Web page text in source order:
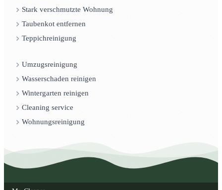
Stark verschmutzte Wohnung
Taubenkot entfernen
Teppichreinigung
Umzugsreinigung
Wasserschaden reinigen
Wintergarten reinigen
Cleaning service
Wohnungsreinigung